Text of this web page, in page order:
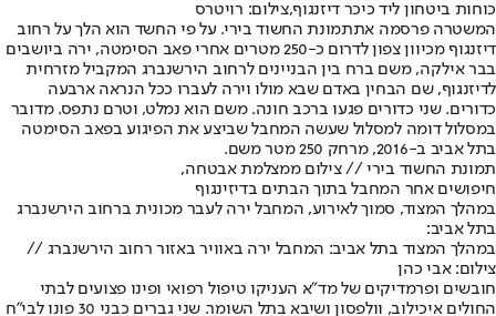
כוחות ביטחון ליד כיכר דיזנגוף,צילום: רויטרס
המשטרה פרסמה אתתמונת החשוד בירי. על פי החשד הוא הלך על רחוב
דיזנגוף מכיוון צפון לדרום כ-250 מטרים אחרי פאב הסימטה, ירה ביושבים
בבר אילקה, משם ברח בין הבניינים לרחוב הירשנברג המקביל מזרחית
לדיזנגוף, שם הבחין באדם שבא מולו וירה לעברו ככל הנראה ארבעה
כדורים. שני כדורים פגעו ברכב חונה. משם הוא נמלט, וטרם נתפס. מדובר
במסלול דומה למסלול שעשה המחבל שביצע את הפיגוע בפאב הסימטה
בתל אביב ב-2016, מרחק 250 מטר משם.
תמונת החשוד בירי // צילום ממצלמת אבטחה,
חיפושים אחר המחבל בתוך הבתים בדיזינגוף
במהלך המצוד, סמוך לאירוע, המחבל ירה לעבר מכונית ברחוב הירשנברג
בתל אביב:
במהלך המצוד בתל אביב: המחבל ירה באוויר באזור רחוב הירשנברג //
צילום: אבי כהן
חובשים ופרמדיקים של מד"א העניקו טיפול רפואי ופינו פצועים לבתי
החולים איכילוב, וולפסון ושיבא בתל השומר. שני גברים כבני 30 פונו לבי"ח